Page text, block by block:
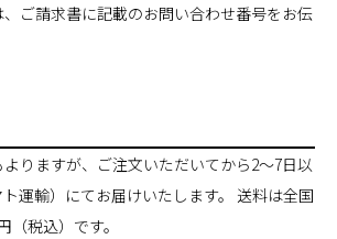
ご請求書に記載のお問い合わせ番号をお伝
りますが、ご注文いただいてから2～7日以
運輸）にてお届けいたします。 送料は全国
（税込）です。